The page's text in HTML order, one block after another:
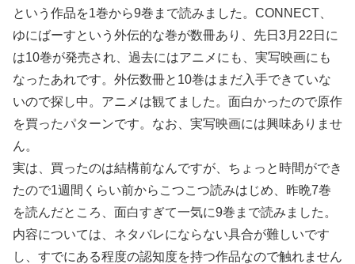
という作品を1巻から9巻まで読みました。CONNECT、
ゆにばーすという外伝的な巻が数冊あり、先日3月22日に
は10巻が発売され、過去にはアニメにも、実写映画にも
なったあれです。外伝数冊と10巻はまだ入手できていな
いので探し中。アニメは観てました。面白かったので原作
を買ったパターンです。なお、実写映画には興味ありませ
ん。
実は、買ったのは結構前なんですが、ちょっと時間ができ
たので1週間くらい前からこつこつ読みはじめ、昨晩7巻
を読んだところ、面白すぎて一気に9巻まで読みました。
内容については、ネタバレにならない具合が難しいです
し、すでにある程度の認知度を持つ作品なので触れません